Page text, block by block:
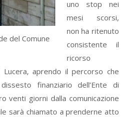
del Comune
uno stop nei
mesi scorsi,
non ha ritenuto
consistente il
ricorso
aprendo il percorso che
finanziario dell’Ente di
venti giorni dalla comunicazione
sarà chiamato a prenderne atto